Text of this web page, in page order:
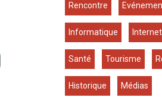
Rencontre
Informatique Internet
Santé Tourisme
Historique Médias